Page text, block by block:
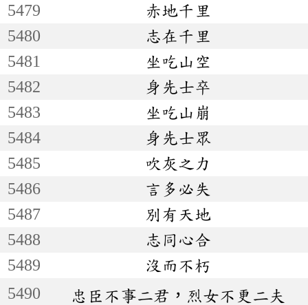
5479
赤地千里
5480
志在千里
5481
坐吃山空
5482
身先士卒
5483
坐吃山崩
5484
身先士眾
5485
吹灰之力
5486
言多必失
5487
別有天地
5488
志同心合
5489
沒而不朽
5490
忠臣不事二君，烈女不更二夫